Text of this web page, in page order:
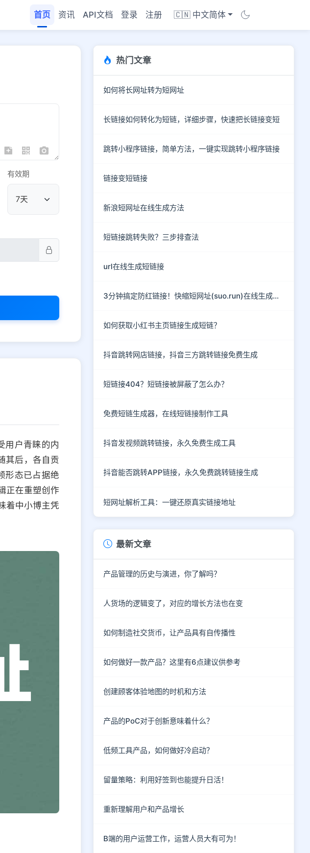
首页 资讯 API文档 登录 注册 🇨🇳 中文简体
公共域名
有效期
用户青睐的内
其后，各自贡
形态已占据绝
正在重塑创作
着中小博主凭
热门文章
如何将长网址转为短网址
长链接如何转化为短链，详细步骤，快速把长链接变短
跳转小程序链接，简单方法，一键实现跳转小程序链接
链接变短链接
新浪短网址在线生成方法
短链接跳转失败？三步排查法
url在线生成短链接
3分钟搞定防红链接！快缩短网址(suo.run)在线生成指南
如何获取小红书主页链接生成短链？
抖音跳转网店链接，抖音三方跳转链接免费生成
短链接404？短链接被屏蔽了怎么办？
免费短链生成器，在线短链接制作工具
抖音发视频跳转链接，永久免费生成工具
抖音能否跳转APP链接，永久免费跳转链接生成
短网址解析工具：一键还原真实链接地址
最新文章
产品管理的历史与演进，你了解吗？
人货场的逻辑变了，对应的增长方法也在变
如何制造社交货币，让产品具有自传播性
如何做好一款产品？这里有6点建议供参考
创建顾客体验地图的时机和方法
产品的PoC对于创新意味着什么？
低频工具产品，如何做好冷启动？
留量策略：利用好签到也能提升日活！
重新理解用户和产品增长
B端的用户运营工作，运营人员大有可为！